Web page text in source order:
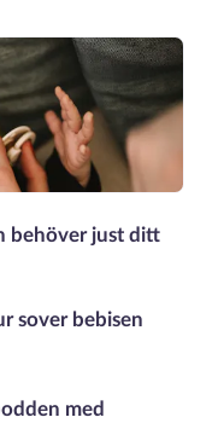
behöver just ditt
sover bebisen
med